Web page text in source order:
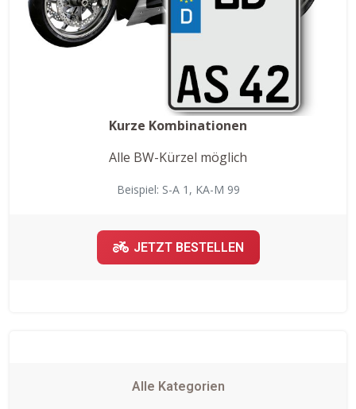
Kurze Kombinationen
Alle BW-Kürzel möglich
Beispiel: S-A 1, KA-M 99
JETZT BESTELLEN
Alle Kategorien